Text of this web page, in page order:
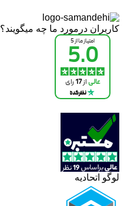
کاربران درمورد ما چه میگویند؟
لوگو اتحادیه